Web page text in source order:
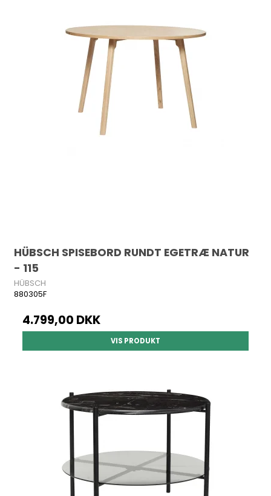
HÜBSCH SPISEBORD RUNDT EGETRÆ NATUR
- 115
HÜBSCH
880305F
4.799,00 DKK
VIS PRODUKT